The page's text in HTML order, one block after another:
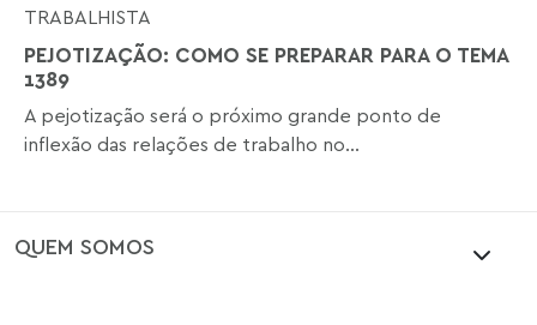
TRABALHISTA
PEJOTIZAÇÃO: COMO SE PREPARAR PARA O TEMA
1389
A pejotização será o próximo grande ponto de
inflexão das relações de trabalho no...
QUEM SOMOS